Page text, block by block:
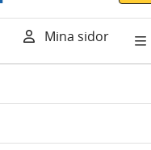
Mina sidor